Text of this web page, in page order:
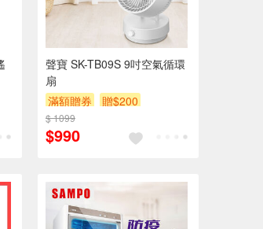
聲寶 SK-TB09S 9吋空氣循環
扇
滿額贈券
贈$200
$ 1099
$990